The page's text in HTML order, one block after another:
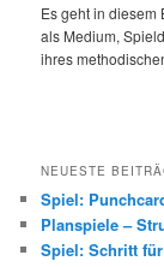
Es geht in diesem
als Medium,
ihres
NEUESTE
Spiel:
Planspiele –
Spiel: Schritt